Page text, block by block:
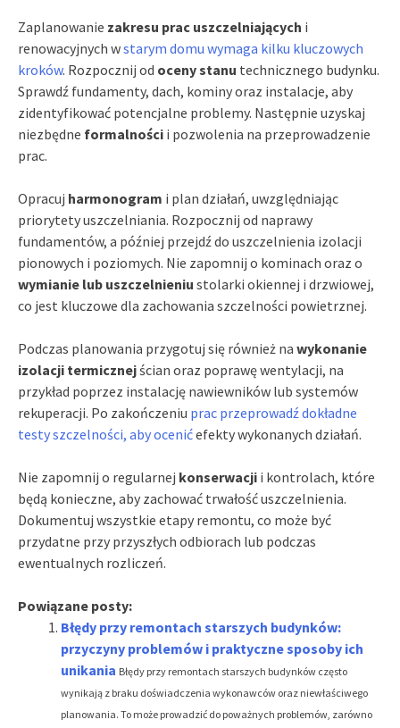
Zaplanowanie zakresu prac uszczelniających i
renowacyjnych wstarym domu wymaga kilku kluczowych
kroków. Rozpocznij od oceny stanu technicznego budynku.
Sprawdź fundamenty, dach, kominy oraz instalacje, aby
zidentyfikować potencjalne problemy. Następnie uzyskaj
niezbędne formalności i pozwolenia na przeprowadzenie
prac.
Opracuj harmonogram i plan działań, uwzględniając
priorytety uszczelniania. Rozpocznij od naprawy
fundamentów, a później przejdź do uszczelnienia izolacji
pionowych i poziomych. Nie zapomnij o kominach oraz o
wymianie lub uszczelnieniu stolarki okiennej i drzwiowej,
co jest kluczowe dla zachowania szczelności powietrznej.
Podczas planowania przygotuj się również na wykonanie
izolacji termicznejścian oraz poprawę wentylacji, na
przykład poprzez instalację nawiewników lub systemów
rekuperacji. Po zakończeniu prac przeprowadź dokładne
testy szczelności, aby ocenićefekty wykonanych działań.
Nie zapomnij o regularnej konserwacji i kontrolach, które
będą konieczne, aby zachować trwałość uszczelnienia.
Dokumentuj wszystkie etapy remontu, co może być
przydatne przy przyszłych odbiorach lub podczas
ewentualnych rozliczeń.
Powiązane posty:
Błędy przy remontach starszych budynków:
przyczyny problemów i praktyczne sposoby ich
unikania Błędy przy remontach starszych budynków często
wynikają z braku doświadczenia wykonawców oraz niewłaściwego
planowania. To może prowadzić do poważnych problemów, zarówno